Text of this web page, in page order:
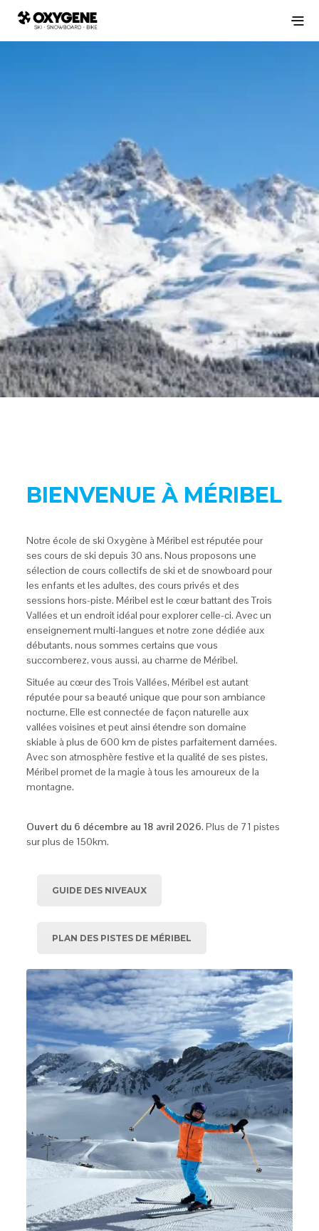
BIENVENUE À MÉRIBEL
Notre école de ski Oxygène à Méribel est réputée pour
ses cours de ski depuis 30 ans. Nous proposons une
sélection de cours collectifs de ski et de snowboard pour
les enfants et les adultes, des cours privés et des
sessions hors-piste. Méribel est le cœur battant des Trois
Vallées et un endroit idéal pour explorer celle-ci. Avec un
enseignement multi-langues et notre zone dédiée aux
débutants, nous sommes certains que vous
succomberez, vous aussi, au charme de Méribel.
Située au cœur des Trois Vallées, Méribel est autant
réputée pour sa beauté unique que pour son ambiance
nocturne. Elle est connectée de façon naturelle aux
vallées voisines et peut ainsi étendre son domaine
skiable à plus de 600 km de pistes parfaitement damées.
Avec son atmosphère festive et la qualité de ses pistes,
Méribel promet de la magie à tous les amoureux de la
montagne.
Ouvert du 6 décembre au 18 avril 2026. Plus de 71 pistes
sur plus de 150km.
GUIDE DES NIVEAUX
PLAN DES PISTES DE MÉRIBEL